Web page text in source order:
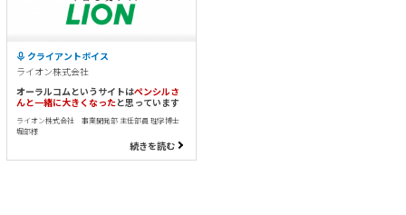
クライアントボイス
ライオン株式会社
オーラルコムというサイトはペンシルさ
んと一緒に大きくなったと思っています
ライオン株式会社 事業開発部 主任部員 理学博士
堀部様
続きを読む